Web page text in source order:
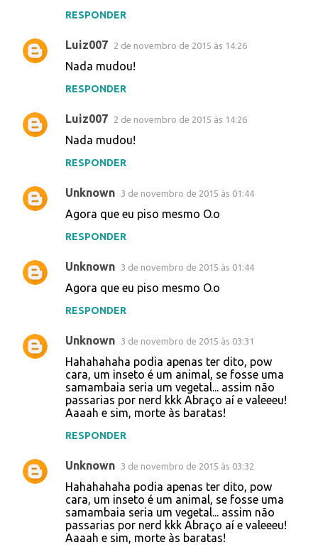
RESPONDER
Luiz007 2 de novembro de 2015 às 14:26
Nada mudou!
RESPONDER
Luiz007 2 de novembro de 2015 às 14:26
Nada mudou!
RESPONDER
Unknown 3 de novembro de 2015 às 01:44
Agora que eu piso mesmo O.o
RESPONDER
Unknown 3 de novembro de 2015 às 01:44
Agora que eu piso mesmo O.o
RESPONDER
Unknown 3 de novembro de 2015 às 03:31
Hahahahaha podia apenas ter dito, pow
cara, um inseto é um animal, se fosse uma
samambaia seria um vegetal... assim não
passarias por nerd kkk Abraço aí e valeeeu!
Aaaah e sim, morte às baratas!
RESPONDER
Unknown 3 de novembro de 2015 às 03:32
Hahahahaha podia apenas ter dito, pow
cara, um inseto é um animal, se fosse uma
samambaia seria um vegetal... assim não
passarias por nerd kkk Abraço aí e valeeeu!
Aaaah e sim, morte às baratas!